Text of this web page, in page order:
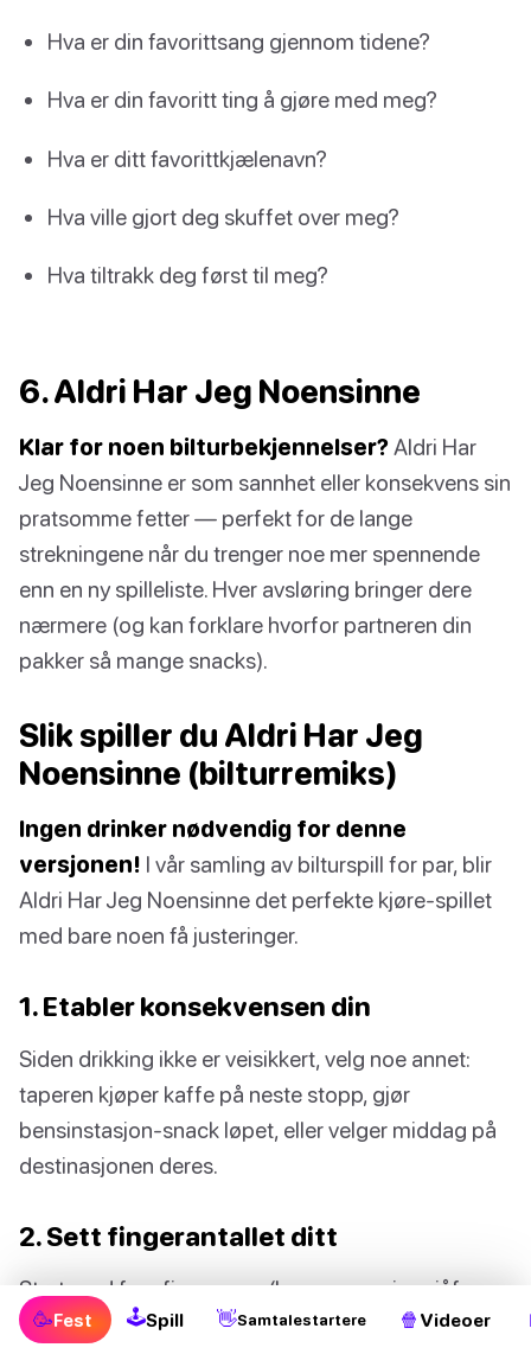
Hva er din favorittsang gjennom tidene?
Hva er din favoritt ting å gjøre med meg?
Hva er ditt favorittkjælenavn?
Hva ville gjort deg skuffet over meg?
Hva tiltrakk deg først til meg?
6. Aldri Har Jeg Noensinne
Klar for noen bilturbekjennelser?Aldri Har
Jeg Noensinne er som sannhet eller konsekvens sin
pratsomme fetter — perfekt for de lange
strekningene når du trenger noe mer spennende
enn en ny spilleliste. Hver avsløring bringer dere
nærmere (og kan forklare hvorfor partneren din
pakker så mange snacks).
Slik spiller du Aldri Har Jeg
Noensinne (bilturremiks)
Ingen drinker nødvendig for denne
versjonen! I vår samling av bilturspill for par, blir
Aldri Har Jeg Noensinne det perfekte kjøre-spillet
med bare noen få justeringer.
1. Etabler konsekvensen din
Siden drikking ikke er veisikkert, velg noe annet:
taperen kjøper kaffe på neste stopp, gjør
bensinstasjon-snack løpet, eller velger middag på
destinasjonen deres.
2. Sett fingerantallet ditt
Start med fem fingre opp (bare passasjer, sjåføren
holder hendene på rattet). Hver gang du har gjort
🥳Fest 🕹Spill 👋Samtalestartere 🍿 Videoer